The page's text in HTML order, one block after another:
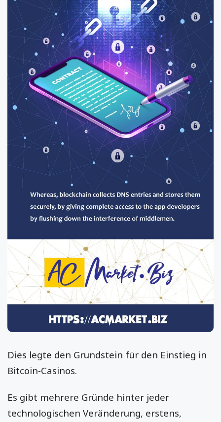
Dies legte den Grundstein für den Einstieg in
Bitcoin-Casinos.
Es gibt mehrere Gründe hinter jeder
technologischen Veränderung, erstens,